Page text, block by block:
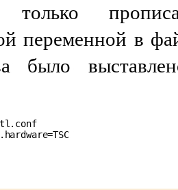
только
переменной в
было